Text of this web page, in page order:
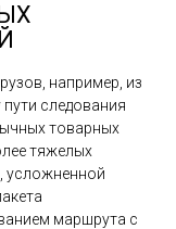
например, из
следования
товарных
тяжелых
усложненной
маршрута с